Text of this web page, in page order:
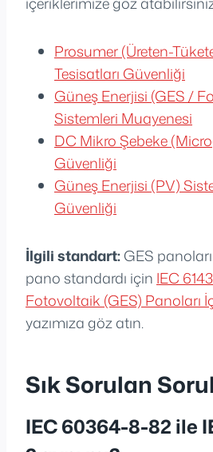
Prosumer (Üreten-
Tesisatları Güvenliği
Güneş Enerjisi (GES /
Sistemleri Muayenesi
DC Mikro Şebeke
Güvenliği
Güneş Enerjisi (PV)
Güvenliği
İlgili standart:GES
pano standardı için IEC
Fotovoltaik (GES) Panoları
yazımıza göz atın.
Sık Sorulan
IEC 60364-8-82 ile